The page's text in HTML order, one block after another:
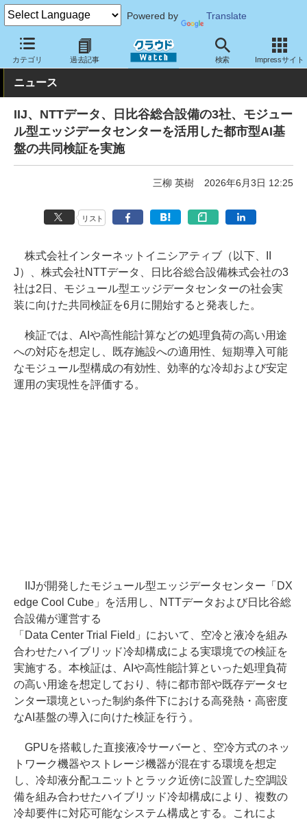
Powered by Translate
カテゴリ 過去記事 検索 Impressサイト
クラウド Watch ハード・インフラ データセンター
ニュース
IIJ、NTTデータ、日比谷総合設備の3社、モジュー
ル型エッジデータセンターを活用した都市型AI基
盤の共同検証を実施
三柳 英樹 2026年6月3日 12:25
リスト
株式会社インターネットイニシアティブ（以下、II
J）、株式会社NTTデータ、日比谷総合設備株式会社の3
社は2日、モジュール型エッジデータセンターの社会実
装に向けた共同検証を6月に開始すると発表した。
検証では、AIや高性能計算などの処理負荷の高い用途
への対応を想定し、既存施設への適用性、短期導入可能
なモジュール型構成の有効性、効率的な冷却および安定
運用の実現性を評価する。
IIJが開発したモジュール型エッジデータセンター「DX
edge Cool Cube」を活用し、NTTデータおよび日比谷総
合設備が運営する
「Data Center Trial Field」において、空冷と液冷を組み
合わせたハイブリッド冷却構成による実環境での検証を
実施する。本検証は、AIや高性能計算といった処理負荷
の高い用途を想定しており、特に都市部や既存データセ
ンター環境といった制約条件下における高発熱・高密度
なAI基盤の導入に向けた検証を行う。
GPUを搭載した直接液冷サーバーと、空冷方式のネッ
トワーク機器やストレージ機器が混在する環境を想定
し、冷却液分配ユニットとラック近傍に設置した空調設
備を組み合わせたハイブリッド冷却構成により、複数の
冷却要件に対応可能なシステム構成とする。これによ